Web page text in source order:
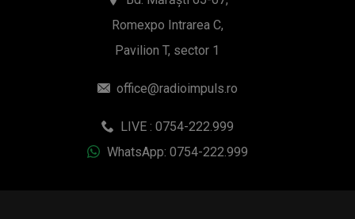
Romexpo Intrarea C,
Pavilion T, sector 1
office@radioimpuls.ro
LIVE : 0754-222.999
WhatsApp: 0754-222.999